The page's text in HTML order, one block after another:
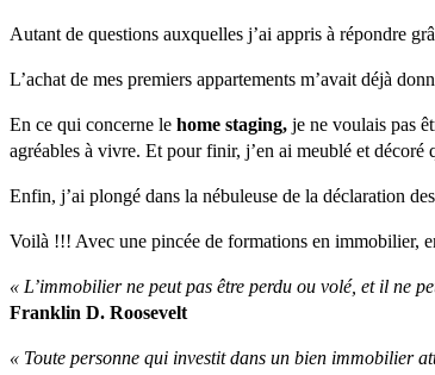
Autant de questions auxquelles j’ai appris à répondre
L’achat de mes premiers appartements m’avait déjà
En ce qui concerne le home staging, je ne voulais pas
agréables à vivre. Et pour finir, j’en ai meublé et décoré
Enfin, j’ai plongé dans la nébuleuse de la déclaration
Voilà !!! Avec une pincée de formations en immobilier,
« L’immobilier ne peut pas être perdu ou volé, et il ne
Franklin D. Roosevelt
« Toute personne qui investit dans un bien immobilier